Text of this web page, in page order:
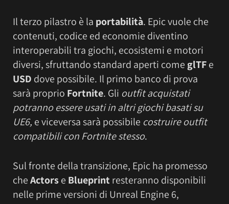
Il terzo pilastro è la portabilità. Epic vuole che
contenuti, codice ed economie diventino
interoperabili tra giochi, ecosistemi e motori
diversi, sfruttando standard aperti come glTFe
USD dove possibile. Il primo banco di prova
sarà proprio Fortnite. Gli outfit acquistati
potranno essere usati in altri giochi basati su
UE6, e viceversa sarà possibile costruire outfit
compatibili con Fortnite stesso.
Sul fronte della transizione, Epic ha promesso
cheActorse Blueprint resteranno disponibili
nelle prime versioni di Unreal Engine 6,